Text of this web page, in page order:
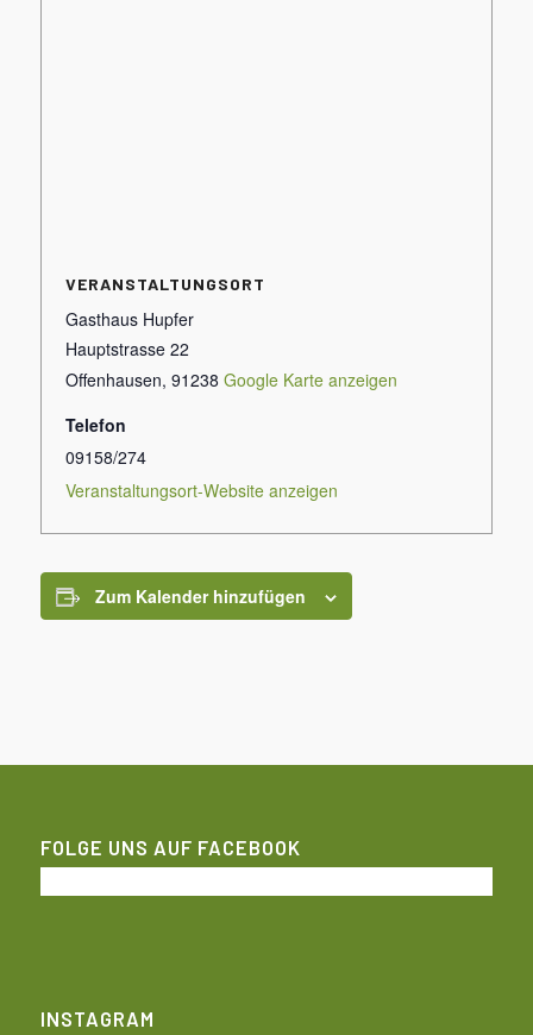
VERANSTALTUNGSORT
Gasthaus Hupfer
Hauptstrasse 22
Offenhausen, 91238 Google Karte anzeigen
Telefon
09158/274
Veranstaltungsort-Website anzeigen
Zum Kalender hinzufügen
FOLGE UNS AUF FACEBOOK
INSTAGRAM